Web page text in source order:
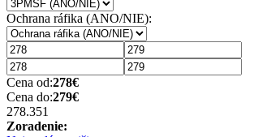
Ochrana ráfika (ANO/NIE):
Cena od:278€
Cena do:279€
278.351
Zoradenie: